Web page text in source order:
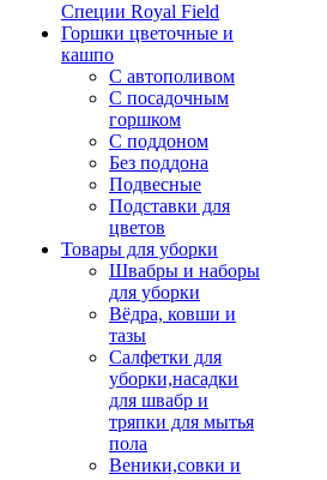
Специи Royal Field
Горшки цветочные и
кашпо
С автополивом
С посадочным
горшком
С поддоном
Без поддона
Подвесные
Подставки для
цветов
Товары для уборки
Швабры и наборы
для уборки
Вёдра, ковши и
тазы
Салфетки для
уборки,насадки
для швабр и
тряпки для мытья
пола
Веники,совки и